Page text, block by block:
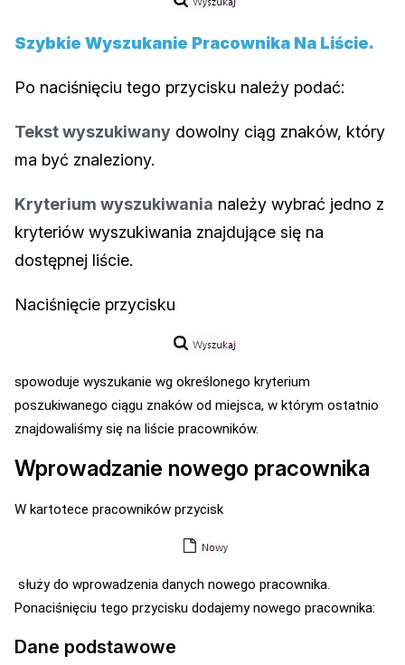
Szybkie Wyszukanie Pracownika Na Liście.
Po naciśnięciu tego przycisku należy podać:
Tekst wyszukiwany dowolny ciąg znaków, który
ma być znaleziony.
Kryterium wyszukiwania należy wybrać jedno z
kryteriów wyszukiwania znajdujące się na
dostępnej liście.
Naciśnięcie przycisku
spowoduje wyszukanie wg określonego kryterium
poszukiwanego ciągu znaków od miejsca, w którym ostatnio
znajdowaliśmy się na liście pracowników.
Wprowadzanie nowego pracownika
W kartotece pracowników przycisk
służy do wprowadzenia danych nowego pracownika.
Ponaciśnięciu tego przycisku dodajemy nowego pracownika:
Dane podstawowe